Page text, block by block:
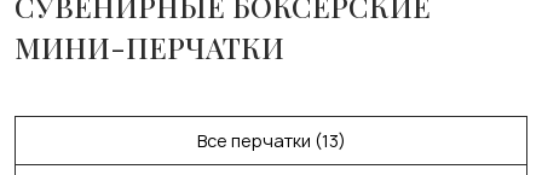
МИНИ-ПЕРЧАТКИ
Все перчатки (13)